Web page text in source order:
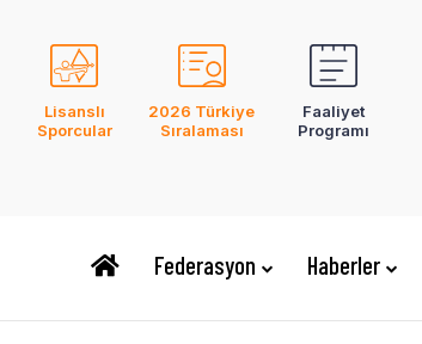
Lisanslı
Sporcular
2026 Türkiye
Sıralaması
Faaliyet
Programı
Federasyon Haberler